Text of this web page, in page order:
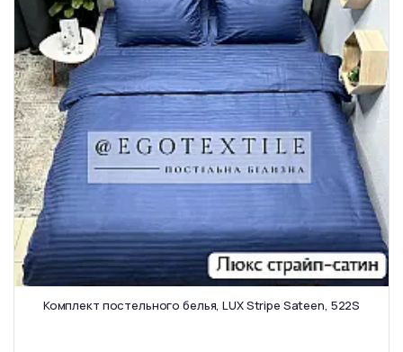
Комплект постельного белья, LUX Stripe Sateen, 522S